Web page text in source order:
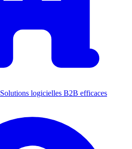
Solutions logicielles B2B efficaces